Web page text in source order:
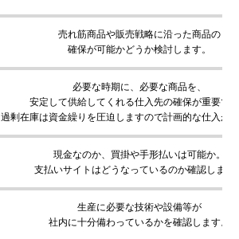
売れ筋商品や販売戦略に沿った商品の
確保が可能かどうか検討します。
必要な時期に、必要な商品を、
安定して供給してくれる仕入先の確保が重要で
過剰在庫は資金繰りを圧迫しますので計画的な仕入が
現金なのか、買掛や手形払いは可能か。
支払いサイトはどうなっているのか確認します
生産に必要な技術や設備等が
社内に十分備わっているかを確認します。